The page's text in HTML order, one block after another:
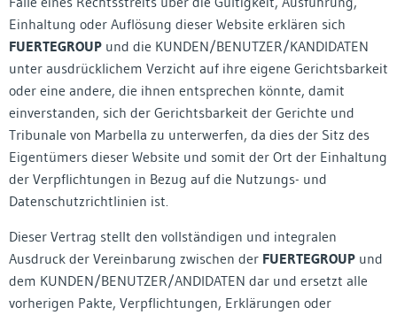
Einhaltung oder Auflösung dieser Website erklären sich
FUERTEGROUP und die KUNDEN/BENUTZER/KANDIDATEN
unter ausdrücklichem Verzicht auf ihre eigene Gerichtsbarkeit
oder eine andere, die ihnen entsprechen könnte, damit
einverstanden, sich der Gerichtsbarkeit der Gerichte und
Tribunale von Marbella zu unterwerfen, da dies der Sitz des
Eigentümers dieser Website und somit der Ort der Einhaltung
der Verpflichtungen in Bezug auf die Nutzungs- und
Datenschutzrichtlinien ist.
Dieser Vertrag stellt den vollständigen und integralen
Ausdruck der Vereinbarung zwischen der FUERTEGROUP und
dem KUNDEN/BENUTZER/ANDIDATEN dar und ersetzt alle
vorherigen Pakte, Verpflichtungen, Erklärungen oder